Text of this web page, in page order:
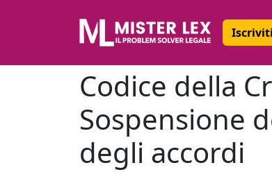
Codice della
Sospensione
degli accordi